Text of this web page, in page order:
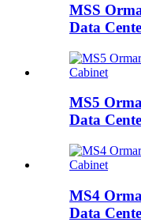
MSS
Data
MS5
Data
MS4
Data